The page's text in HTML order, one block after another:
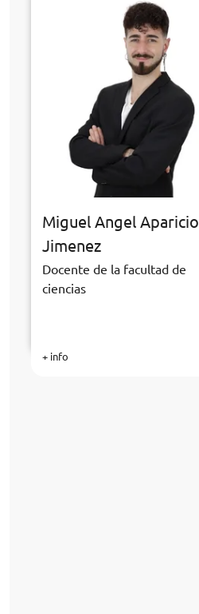
Miguel Angel Aparicio
Jimenez
Docente de la facultad de
ciencias
+ info